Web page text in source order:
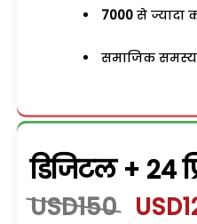
7000 से ज्यादा
समाजिक
डिजिटल + 24
USD150